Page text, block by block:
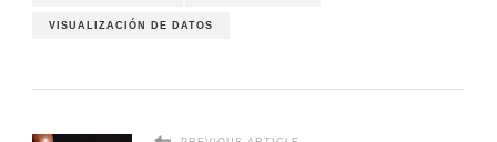
VISUALIZACIÓN DE DATOS